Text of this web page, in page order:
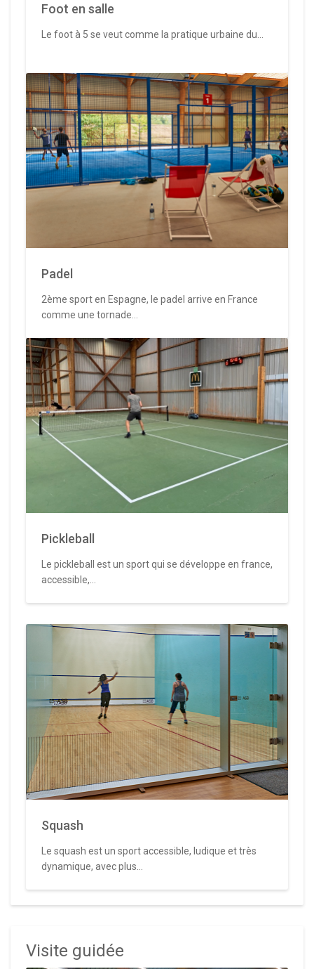
Foot en salle
Le foot à 5 se veut comme la pratique urbaine du...
Padel
2ème sport en Espagne, le padel arrive en France
comme une tornade...
Pickleball
Le pickleball est un sport qui se développe en france,
accessible,...
Squash
Le squash est un sport accessible, ludique et très
dynamique, avec plus...
Visite guidée